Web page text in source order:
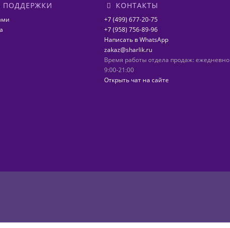
ПОДДЕРЖКИ КОНТАКТЫ
+7 (499) 677-20-75
+7 (958) 756-89-96
Написать в WhatsApp
zakaz@sharlik.ru
Время работы отдела продаж: ежедневно
9:00-21:00
Открыть чат на сайте